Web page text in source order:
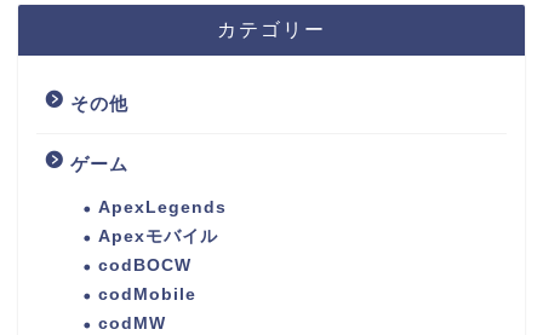
カテゴリー
その他
ゲーム
ApexLegends
Apexモバイル
codBOCW
codMobile
codMW